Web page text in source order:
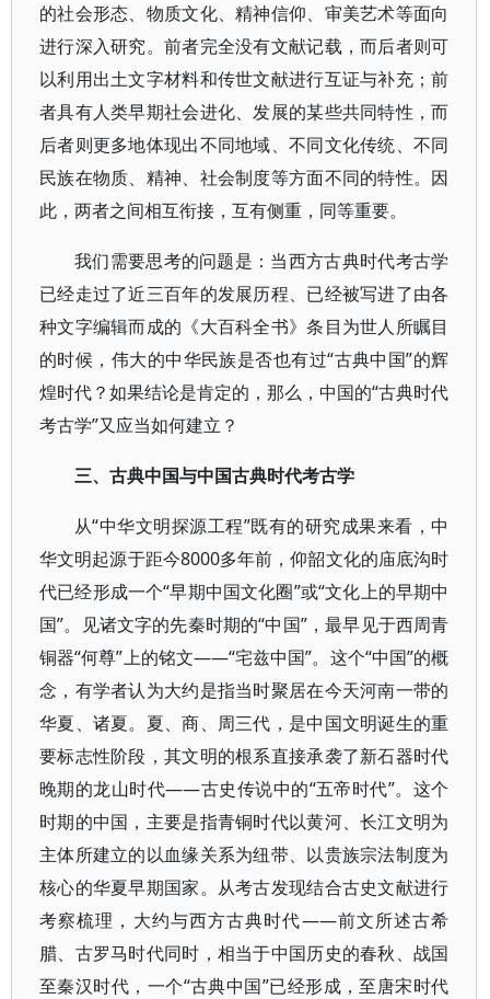
的社会形态、物质文化、精神信仰、审美艺术等面向
进行深入研究。前者完全没有文献记载，而后者则可
以利用出土文字材料和传世文献进行互证与补充；前
者具有人类早期社会进化、发展的某些共同特性，而
后者则更多地体现出不同地域、不同文化传统、不同
民族在物质、精神、社会制度等方面不同的特性。因
此，两者之间相互衔接，互有侧重，同等重要。
我们需要思考的问题是：当西方古典时代考古学
已经走过了近三百年的发展历程、已经被写进了由各
种文字编辑而成的《大百科全书》条目为世人所瞩目
的时候，伟大的中华民族是否也有过“古典中国”的辉
煌时代？如果结论是肯定的，那么，中国的“古典时代
考古学”又应当如何建立？
三、古典中国与中国古典时代考古学
从“中华文明探源工程”既有的研究成果来看，中
华文明起源于距今8000多年前，仰韶文化的庙底沟时
代已经形成一个“早期中国文化圈”或“文化上的早期中
国”。见诸文字的先秦时期的“中国”，最早见于西周青
铜器“何尊”上的铭文——“宅兹中国”。这个“中国”的概
念，有学者认为大约是指当时聚居在今天河南一带的
华夏、诸夏。夏、商、周三代，是中国文明诞生的重
要标志性阶段，其文明的根系直接承袭了新石器时代
晚期的龙山时代——古史传说中的“五帝时代”。这个
时期的中国，主要是指青铜时代以黄河、长江文明为
主体所建立的以血缘关系为纽带、以贵族宗法制度为
核心的华夏早期国家。从考古发现结合古史文献进行
考察梳理，大约与西方古典时代——前文所述古希
腊、古罗马时代同时，相当于中国历史的春秋、战国
至秦汉时代，一个“古典中国”已经形成，至唐宋时代